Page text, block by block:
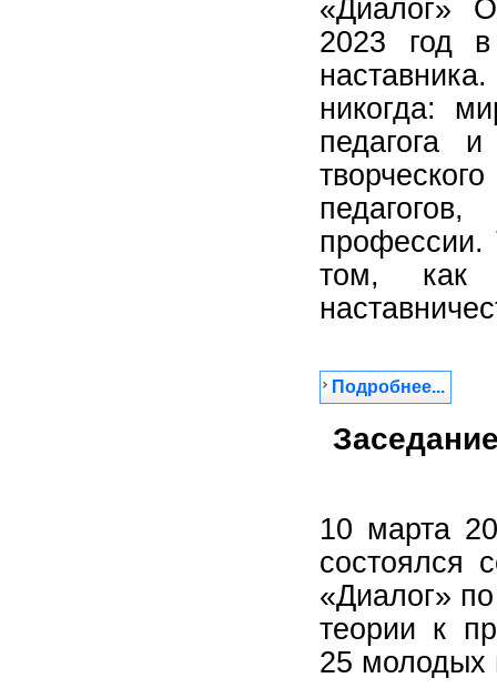
«Диалог»
2023 год
никогда:
педагога
профессии.
том, как
Подробнее...
10 марта
состоялся
«Диалог»
теории к
25 молодых